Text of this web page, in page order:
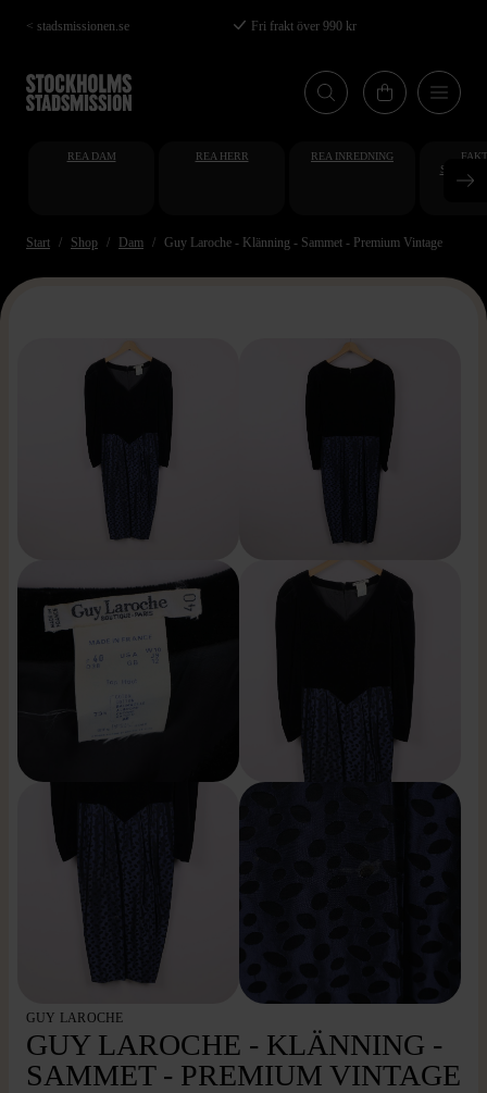
Hoppa
till
huvudinnehåll
< stadsmissionen.se Fri frakt över 990 kr
REA DAM REA HERR REA INREDNING
Start Shop Dam Guy Laroche - Klänning - Sammet - Premium Vintage
GUY LAROCHE
GUY LAROCHE - KLÄNNING -
SAMMET - PREMIUM VINTAGE